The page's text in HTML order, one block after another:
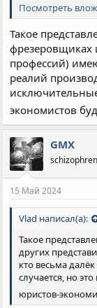
Посмотреть
Такое
фрезеровщиках
профессий)
реалий
экономистов
GMX
15 Май 2024
Vlad написал(а):
Такое
других
кто весьма
случается, но
юристов-